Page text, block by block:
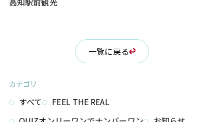
一覧に戻る
カテゴリ
すべて
FEEL THE REAL